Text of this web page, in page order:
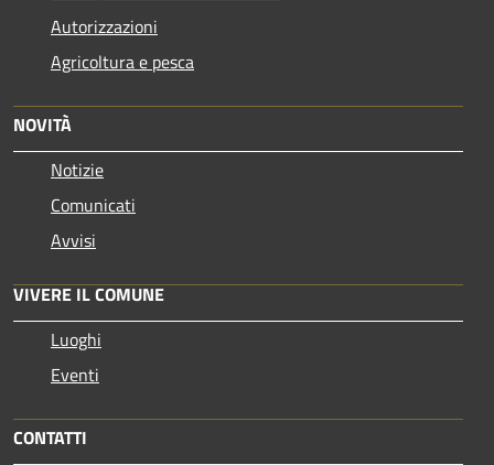
Autorizzazioni
Agricoltura e pesca
NOVITÀ
Notizie
Comunicati
Avvisi
VIVERE IL COMUNE
Luoghi
Eventi
CONTATTI